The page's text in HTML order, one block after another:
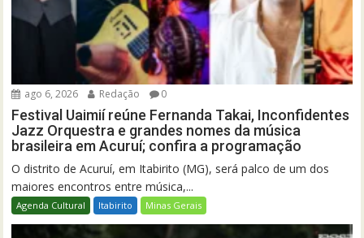
ago 6, 2026 Redação 0
Festival Uaimií reúne Fernanda Takai, Inconfidentes
Jazz Orquestra e grandes nomes da música
brasileira em Acuruí; confira a programação
O distrito de Acuruí, em Itabirito (MG), será palco de um dos
maiores encontros entre música,...
Agenda Cultural Itabirito Minas Gerais